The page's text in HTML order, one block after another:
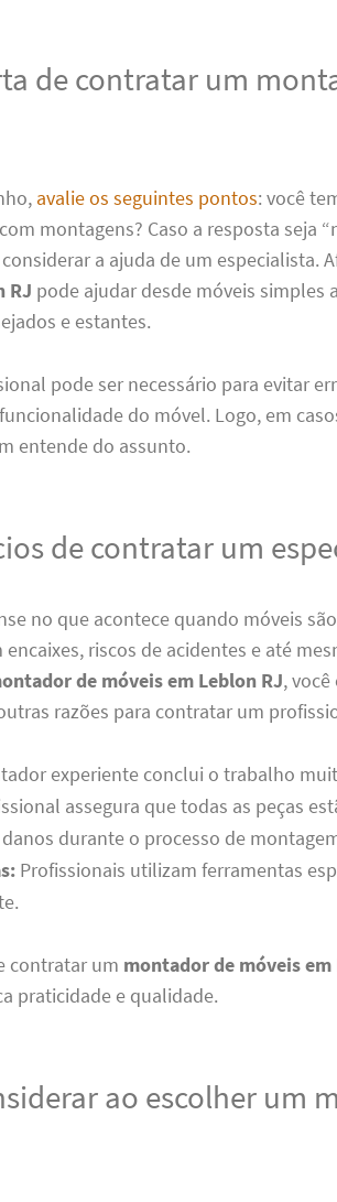
de contratar um
avalie os seguintes pontos: você
montagens? Caso a resposta seja
a ajuda de um especialista.
RJ pode ajudar desde móveis simples
e estantes.
pode ser necessário para evitar
do móvel. Logo, em
entende do assunto.
de contratar um
no que acontece quando móveis
riscos de acidentes e até
de móveis em Leblon RJ, você
razões para contratar um
experiente conclui o trabalho
assegura que todas as peças
durante o processo de
Profissionais utilizam ferramentas
contratar um montador de móveis em
praticidade e qualidade.
ao escolher um